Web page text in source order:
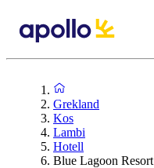
Grekland
Kos
Lambi
Hotell
Blue Lagoon Resort